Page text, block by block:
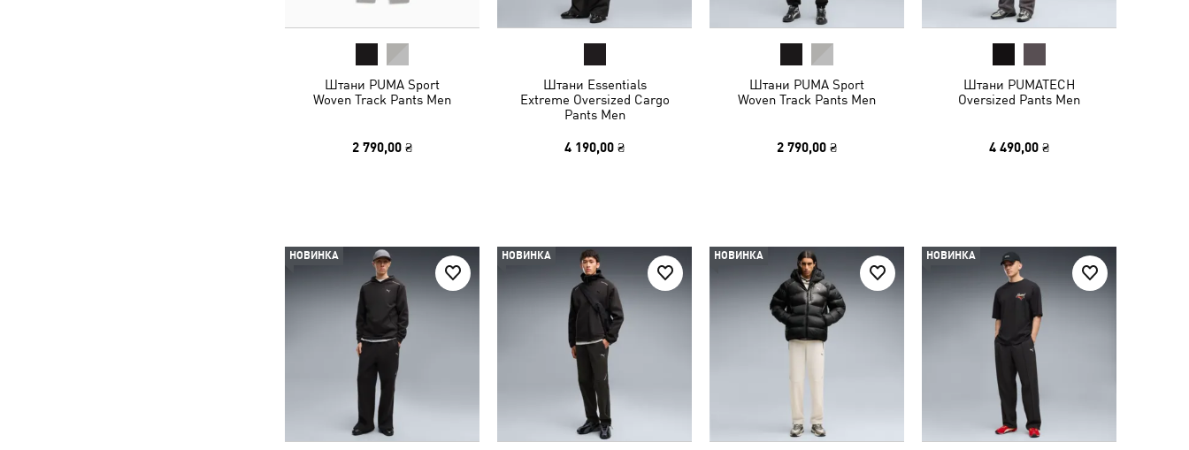
Штани PUMA Sport
Woven Track Pants Men
2 790,00 ₴
Штани Essentials
Extreme Oversized Cargo
Pants Men
4 190,00 ₴
Штани PUMA Sport
Woven Track Pants Men
2 790,00 ₴
Штани PUMATECH
Oversized Pants Men
4 490,00 ₴
НОВИНКА НОВИНКА НОВИНКА НОВИНКА